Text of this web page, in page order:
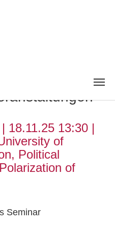
18.11.25 13:30 |
of
Political
of
Seminar